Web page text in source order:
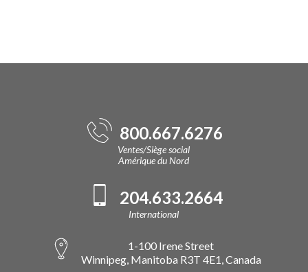
800.667.6276
Ventes/Siège social
Amérique du Nord
204.633.2664
International
1-100 Irene Street
Winnipeg, Manitoba R3T 4E1, Canada